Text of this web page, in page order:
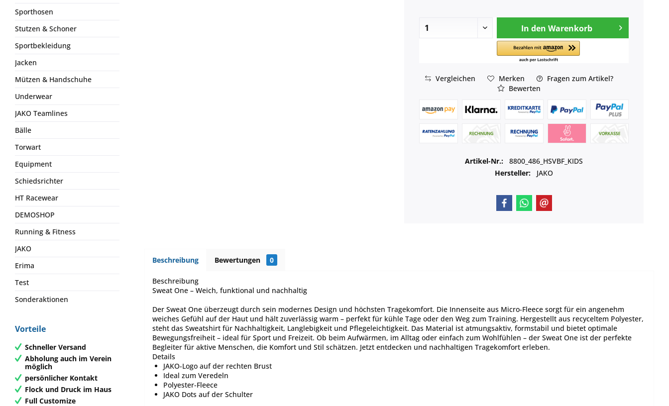
Sporthosen
Stutzen & Schoner
Sportbekleidung
Jacken
Mützen & Handschuhe
Underwear
JAKO Teamlines
Bälle
Torwart
Equipment
Schiedsrichter
HT Racewear
DEMOSHOP
Running & Fitness
JAKO
Erima
Test
Sonderaktionen
Vorteile
Schneller Versand
Abholung auch im Verein
möglich
persönlicher Kontakt
Flock und Druck im Haus
Full Customize
In den Warenkorb
Vergleichen Merken
Fragen zum Artikel?
Bewerten
Artikel-Nr.:
8800_486_HSVBF_KIDS
Hersteller:
JAKO
Beschreibung Bewertungen 0
Beschreibung
Sweat One – Weich, funktional und nachhaltig
Der Sweat One überzeugt durch sein modernes Design und höchsten Tragekomfort. Die Innenseite aus Micro-Fleece sorgt für ein angenehm
weiches Gefühl auf der Haut und hält zuverlässig warm – perfekt für kühle Tage oder den Weg zum Training. Hergestellt aus recyceltem Polyester,
steht das Sweatshirt für Nachhaltigkeit, Langlebigkeit und Pflegeleichtigkeit. Das Material ist atmungsaktiv, formstabil und bietet optimale
Bewegungsfreiheit – ideal für Sport und Freizeit. Ob beim Aufwärmen, im Alltag oder einfach zum Wohlfühlen – der Sweat One ist der perfekte
Begleiter für aktive Menschen, die Komfort und Stil schätzen. Jetzt entdecken und nachhaltigen Tragekomfort erleben.
Details
JAKO-Logo auf der rechten Brust
Ideal zum Veredeln
Polyester-Fleece
JAKO Dots auf der Schulter